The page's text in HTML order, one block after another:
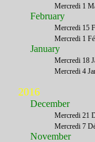
Mercredi 1
February
Mercredi 15
Mercredi 1
January
Mercredi 18
Mercredi 4
2016
December
Mercredi 21
Mercredi 7
November